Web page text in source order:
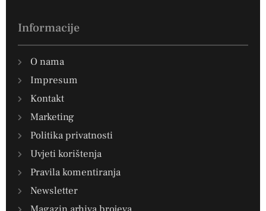
Informacije
O nama
Impresum
Kontakt
Marketing
Politika privatnosti
Uvjeti korištenja
Pravila komentiranja
Newsletter